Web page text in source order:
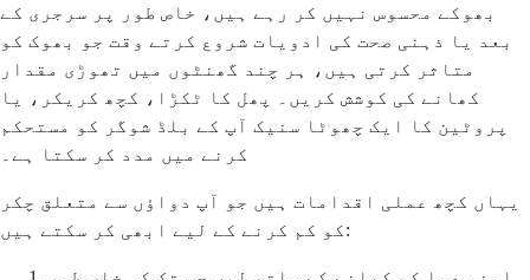
بھوکے محسوس نہیں کر رہے ہیں، خاص طور پر سرجری کے
بعد یا ذہنی صحت کی ادویات شروع کرتے وقت جو بھوک کو
متاثر کرتی ہیں، ہر چند گھنٹوں میں تھوڑی مقدار
کھانے کی کوشش کریں۔ پھل کا ٹکڑا، کچھ کریکر، یا
پروٹین کا ایک چھوٹا سنیک آپ کے بلڈ شوگر کو مستحکم
کرنے میں مدد کر سکتا ہے۔
یہاں کچھ عملی اقدامات ہیں جو آپ دواؤں سے متعلق چکر
کو کم کرنے کے لیے ابھی کر سکتے ہیں: